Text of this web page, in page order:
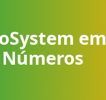
em
Números